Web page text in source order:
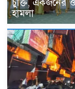
চুক্তি, একজনের
হামলা